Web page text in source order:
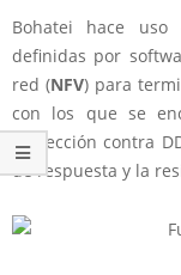
Bohatei hace uso
definidas por
red (NFV) para
con los que se
protección contra
de respuesta y la